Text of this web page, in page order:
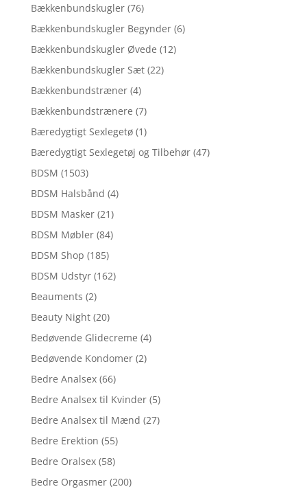
Bækkenbundskugler (76)
Bækkenbundskugler Begynder (6)
Bækkenbundskugler Øvede (12)
Bækkenbundskugler Sæt (22)
Bækkenbundstræner (4)
Bækkenbundstrænere (7)
Bæredygtigt Sexlegetø (1)
Bæredygtigt Sexlegetøj og Tilbehør (47)
BDSM (1503)
BDSM Halsbånd (4)
BDSM Masker (21)
BDSM Møbler (84)
BDSM Shop (185)
BDSM Udstyr (162)
Beauments (2)
Beauty Night (20)
Bedøvende Glidecreme (4)
Bedøvende Kondomer (2)
Bedre Analsex (66)
Bedre Analsex til Kvinder (5)
Bedre Analsex til Mænd (27)
Bedre Erektion (55)
Bedre Oralsex (58)
Bedre Orgasmer (200)